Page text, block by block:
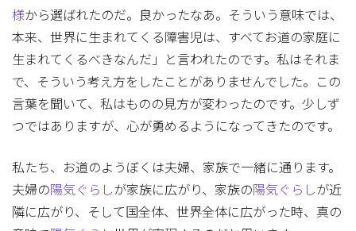
様から選ばれたのだ。良かったなあ。そういう意味では、
本来、世界に生まれてくる障害児は、すべてお道の家庭に
生まれてくるべきなんだ」と言われたのです。私はそれま
で、そういう考え方をしたことがありませんでした。この
言葉を聞いて、私はものの見方が変わったのです。少しず
つではありますが、心が勇めるようになってきたのです。
私たち、お道のようぼくは夫婦、家族で一緒に通ります。
夫婦の陽気ぐらしが家族に広がり、家族の陽気ぐらしが近
隣に広がり、そして国全体、世界全体に広がった時、真の